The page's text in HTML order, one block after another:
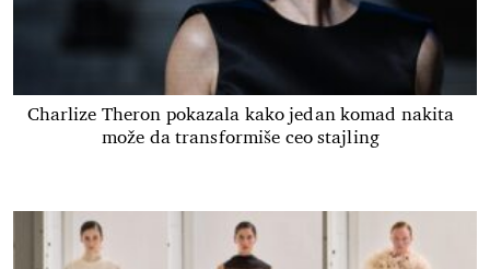
Charlize Theron pokazala kako jedan komad nakita
može da transformiše ceo stajling